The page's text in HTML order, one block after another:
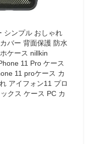
シンプル おしゃれ
バー 背面保護 防水
ケース nillkin
11 Pro ケース
11 proケース カ
アイフォン11 プロ
クス ケース PC カ